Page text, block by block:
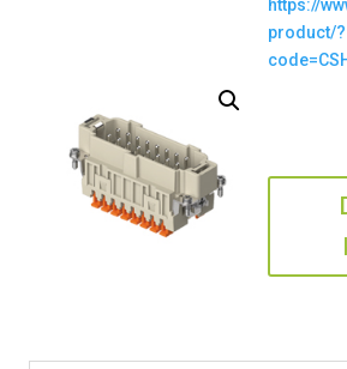
https://
product/?